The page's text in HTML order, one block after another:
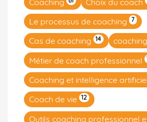
Le processus de coaching 7
Cas de coaching 14
Métier de coach professionnel
Coaching et intelligence
Coach de vie 12
Outils coaching professionnel